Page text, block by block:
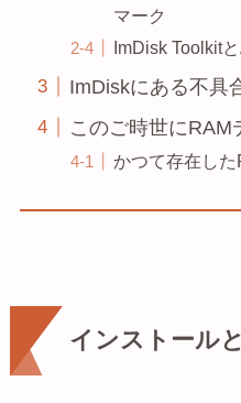
マーク
ImDisk Toolkit
ImDiskにある不具
このご時世にRAM
かつて存在し
インストール